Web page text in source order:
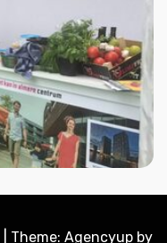
Theme: Agencyup by